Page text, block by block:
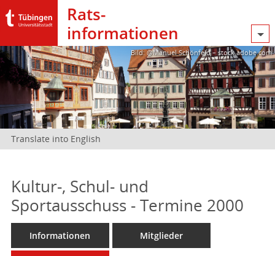
Rats­
informationen
Bild: @Manuel Schönfeld – stock.adobe.com
Translate into English
Kultur-, Schul- und
Sportausschuss - Termine 2000
Informationen Mitglieder